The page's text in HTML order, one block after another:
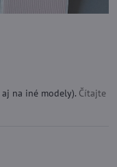
aj na iné modely). Čítajte